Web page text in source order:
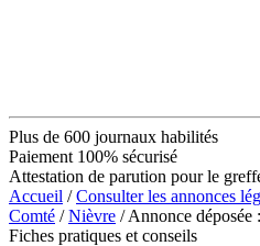
Plus de 600 journaux habilités
Paiement 100% sécurisé
Attestation de parution pour le
Accueil /Consulter les annonces
Comté /Nièvre / Annonce
Fiches pratiques et conseils